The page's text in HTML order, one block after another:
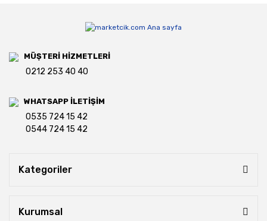
MÜŞTERİ HİZMETLERİ
0212 253 40 40
WHATSAPP İLETİŞİM
0535 724 15 42
0544 724 15 42
Kategoriler
Kurumsal